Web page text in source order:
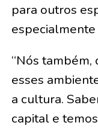
para outros
especialmente
“Nós também,
esses
a cultura.
capital e